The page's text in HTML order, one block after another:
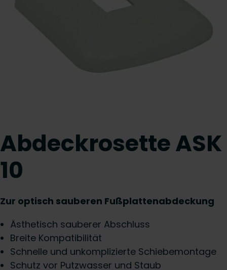
Abdeckrosette ASK
10
Zur optisch sauberen Fußplattenabdeckung
Ästhetisch sauberer Abschluss
Breite Kompatibilität
Schnelle und unkomplizierte Schiebemontage
Schutz vor Putzwasser und Staub